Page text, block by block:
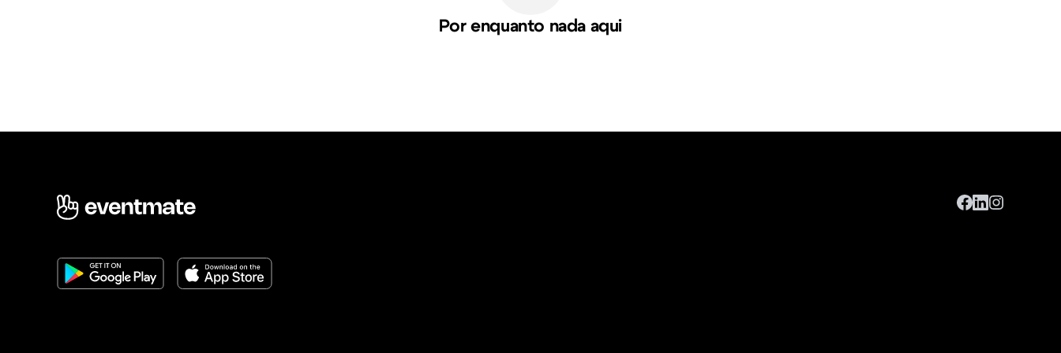
Por enquanto nada aqui